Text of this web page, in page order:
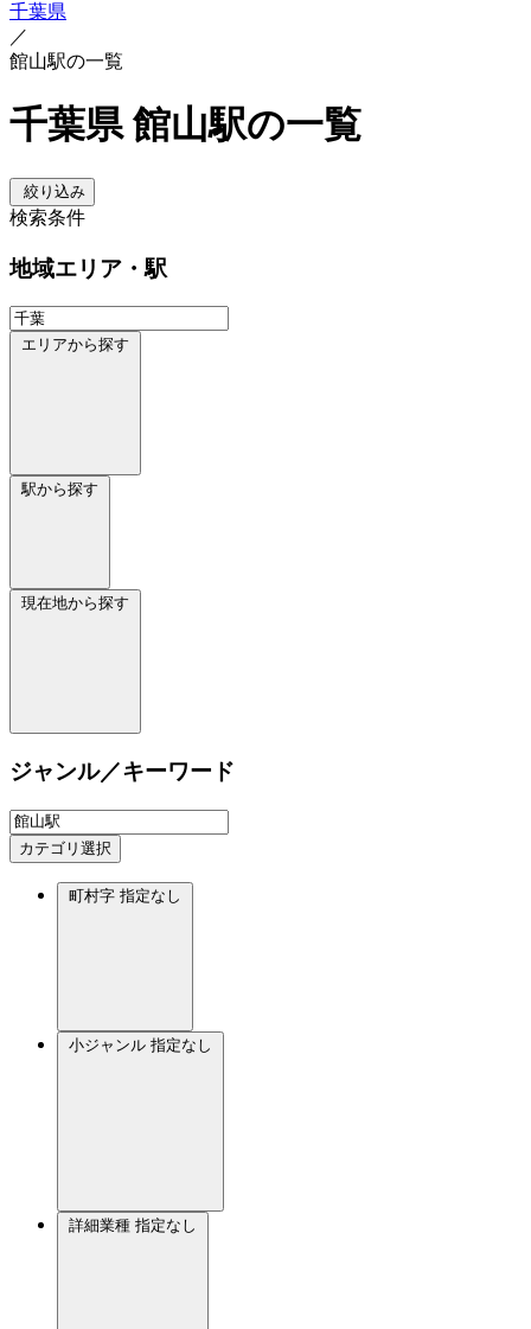
千葉県
／
館山駅の一覧
千葉県 館山駅の一覧
絞り込み
検索条件
地域エリア・駅
エリアから探す
駅から探す
現在地から探す
ジャンル／キーワード
カテゴリ選択
町村字 指定なし
小ジャンル 指定なし
詳細業種 指定なし